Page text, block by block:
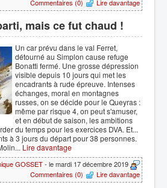
Commentaires (0) Lire davantage
mais ce fut chaud !
Un car prévu dans le val Ferret,
détourné au Simplon cause refuge
Bonatti fermé. Une grosse dépression
visible depuis 10 jours qui met les
encadrants à rude épreuve. Intenses
échanges, moral en montagnes
russes, on se décide pour le Queyras :
même par risque 4, on peut s'amuser,
et en début de saison, les ambitions
du temps pour les exercices DVA. Et...
à 3 jours du départ pour 38 personnes.
Lire davantage
GOSSET- le mardi 17 décembre 2019
Commentaires (0)
Lire davantage